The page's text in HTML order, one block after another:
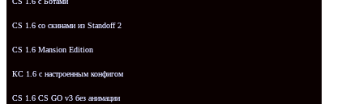
CS 1.6 со скинами из Standoff 2
CS 1.6 Mansion Edition
КС 1.6 с настроенным конфигом
CS 1.6 CS GO v3 без анимации